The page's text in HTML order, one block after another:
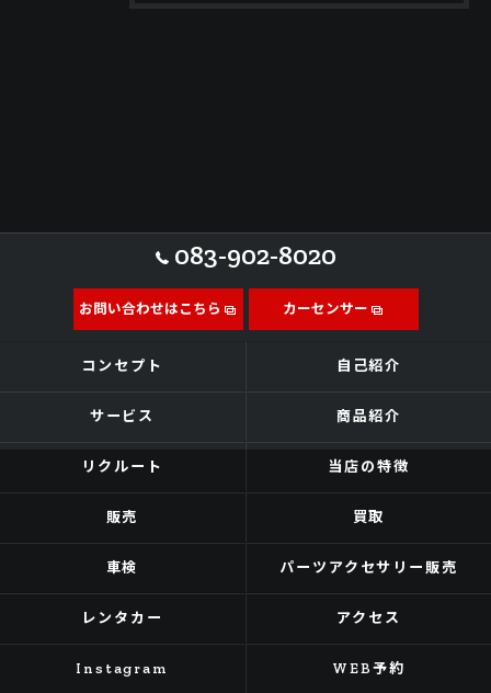
083-902-8020
お問い合わせはこちら カーセンサー
コンセプト 自己紹介
サービス 商品紹介
リクルート 当店の特徴
販売 買取
車検 パーツアクセサリー販売
レンタカー アクセス
Instagram WEB予約